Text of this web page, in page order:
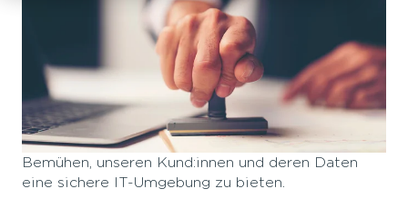
ISO 27001-Zertifizierung
Sicherheit im Umgang mit Ihren Daten hat für uns
seit unserem Bestehen oberste Priorität.
Daher ist das Erlangen einer ISO-Zertifizierung ein
natürlicher Schritt in unserem fortlaufenden
Bemühen, unseren Kund:innen und deren Daten
eine sichere IT-Umgebung zu bieten.